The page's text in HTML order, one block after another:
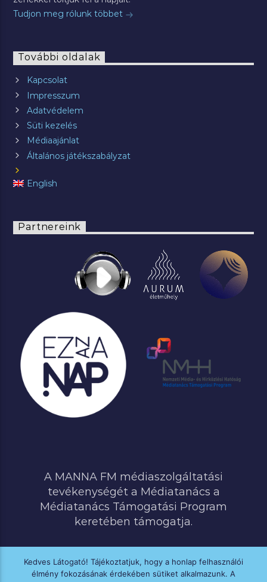
Tudjon meg rólunk többet
További oldalak
Kapcsolat
Impresszum
Adatvédelem
Süti kezelés
Médiaajánlat
Általános játékszabályzat
English
Partnereink
A MANNA FM médiaszolgáltatási
tevékenységét a Médiatanács a
Médiatanács Támogatási Program
keretében támogatja.
MINDEN JOG FENNTARTVA © 2020 MANNA FM
Kedves Látogató! Tájékoztatjuk, hogy a honlap felhasználói
élmény fokozásának érdekében sütiket alkalmazunk. A